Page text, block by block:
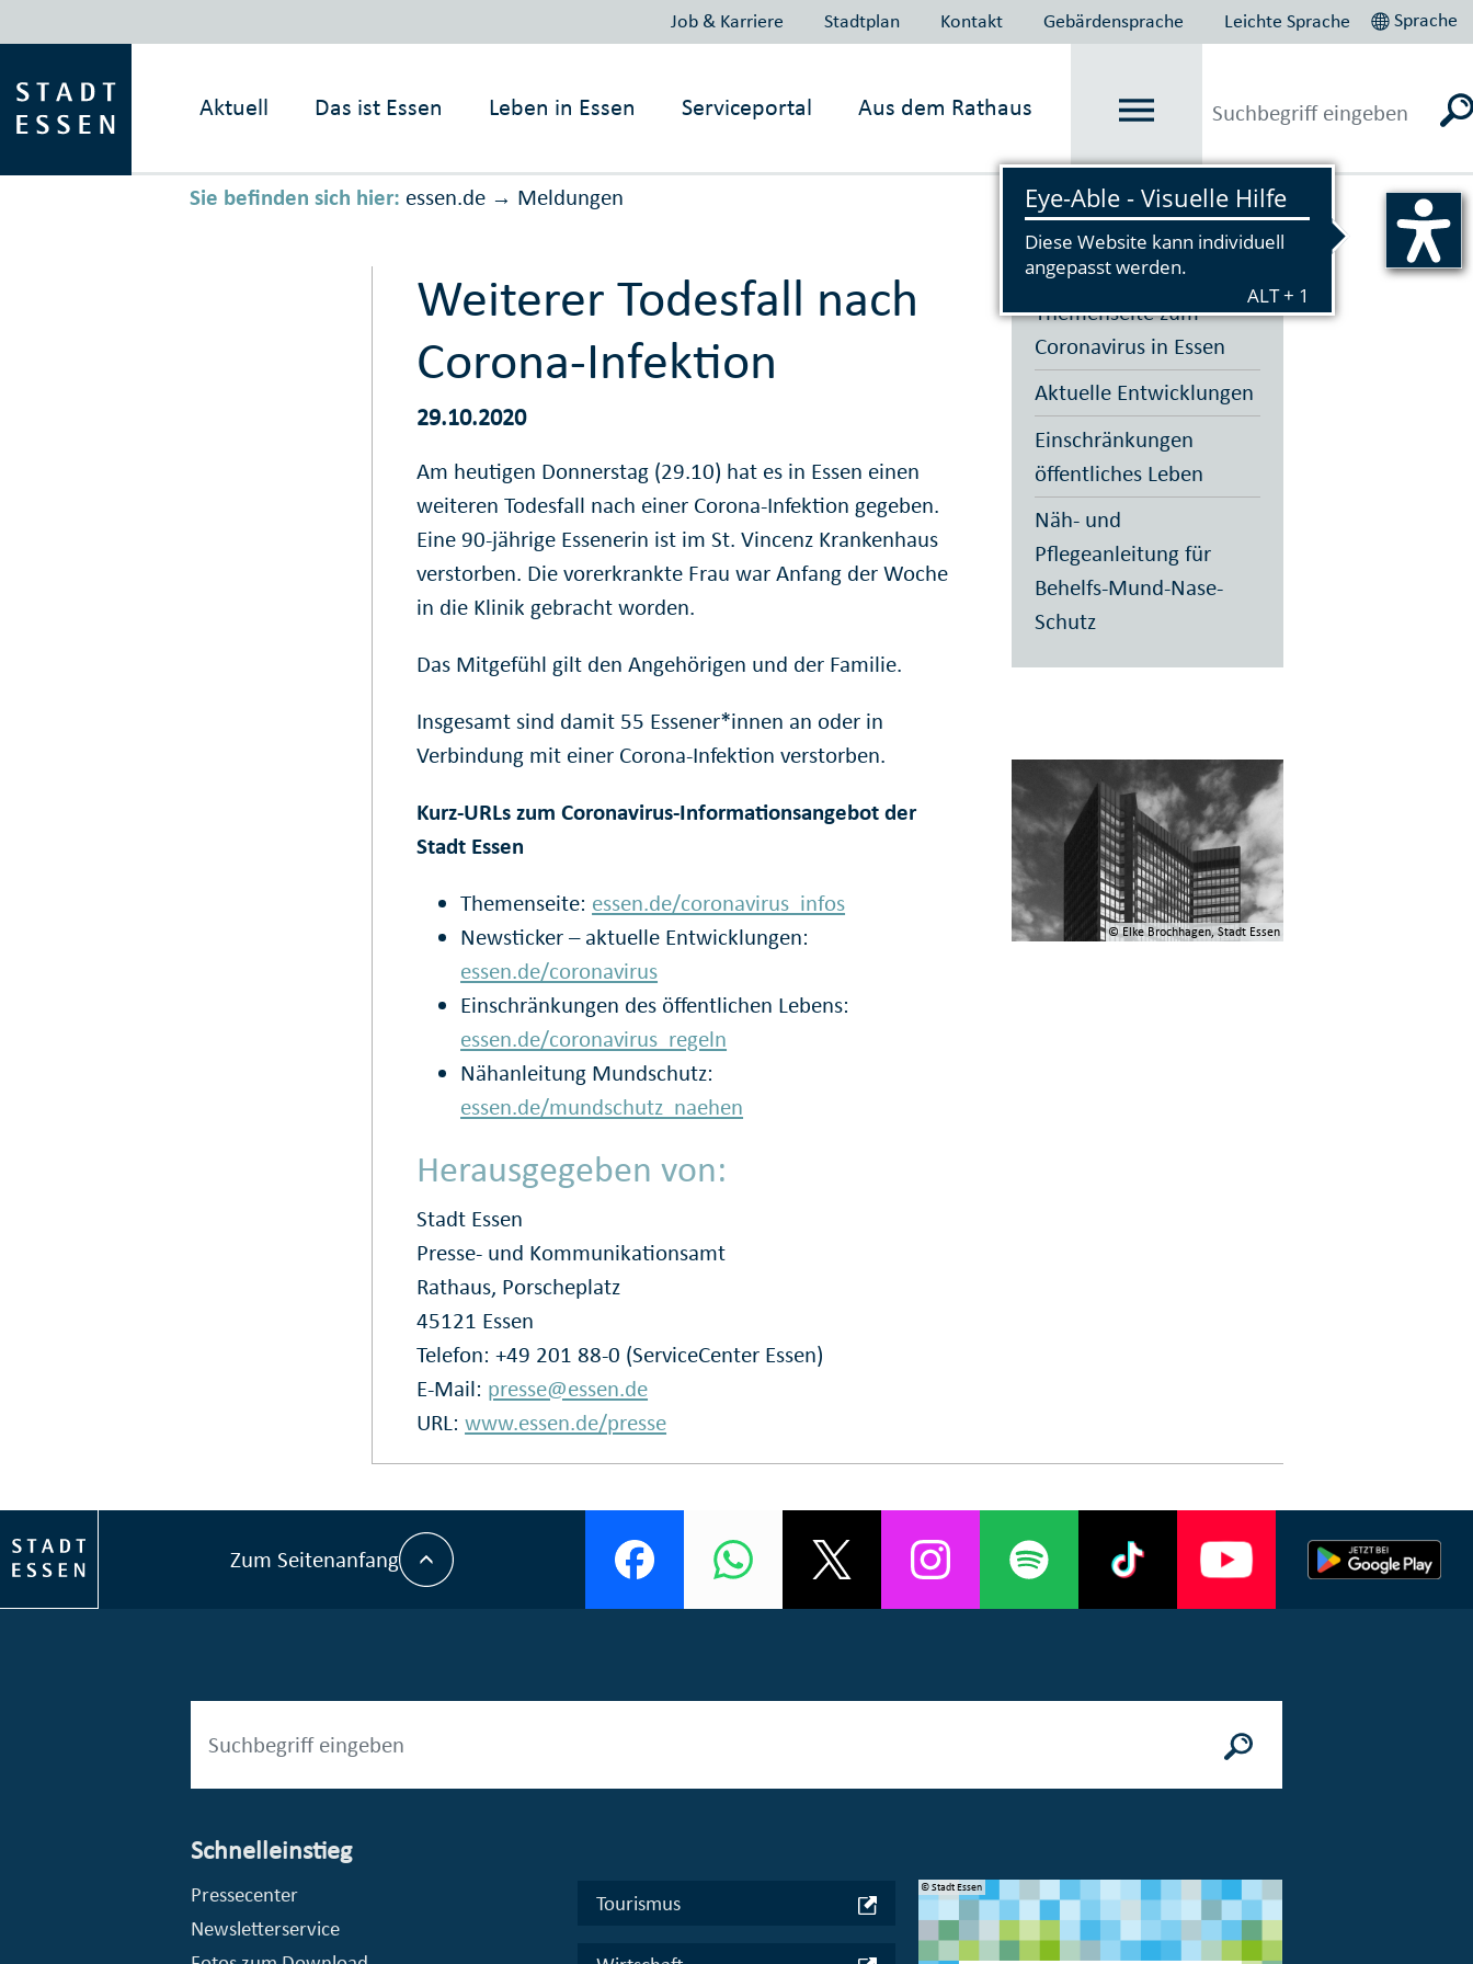
Job & Karriere Stadtplan Kontakt Gebärdensprache Leichte Sprache Sprache
Aktuell Das ist Essen Leben in Essen Serviceportal Aus dem Rathaus
Sie befinden sich hier: essen.de → Meldungen Vorlesen
Weiterer Todesfall nach
Corona-Infektion
29.10.2020
Am heutigen Donnerstag (29.10) hat es in Essen einen
weiteren Todesfall nach einer Corona-Infektion gegeben.
Eine 90-jährige Essenerin ist im St. Vincenz Krankenhaus
verstorben. Die vorerkrankte Frau war Anfang der Woche
in die Klinik gebracht worden.
Das Mitgefühl gilt den Angehörigen und der Familie.
Insgesamt sind damit 55 Essener*innen an oder in
Verbindung mit einer Corona-Infektion verstorben.
Kurz-URLs zum Coronavirus-Informationsangebot der
Stadt Essen
Themenseite: essen.de/coronavirus_infos
Newsticker – aktuelle Entwicklungen:
essen.de/coronavirus
Einschränkungen des öffentlichen Lebens:
essen.de/coronavirus_regeln
Nähanleitung Mundschutz:
essen.de/mundschutz_naehen
Herausgegeben von:
Stadt Essen
Presse- und Kommunikationsamt
Rathaus, Porscheplatz
45121 Essen
Telefon: +49 201 88-0 (ServiceCenter Essen)
E-Mail: presse@essen.de
URL:www.essen.de/presse
Themenseite zum
Coronavirus in Essen
Aktuelle Entwicklungen
Einschränkungen
öffentliches Leben
Näh- und
Pflegeanleitung für
Behelfs-Mund-Nase-
Schutz
© Elke Brochhagen, Stadt Essen
Zum Seitenanfang
Schnelleinstieg
Pressecenter
Newsletterservice
Tourismus
© Stadt Essen, Presse- und Kommunikationsamt © Stadt Essen